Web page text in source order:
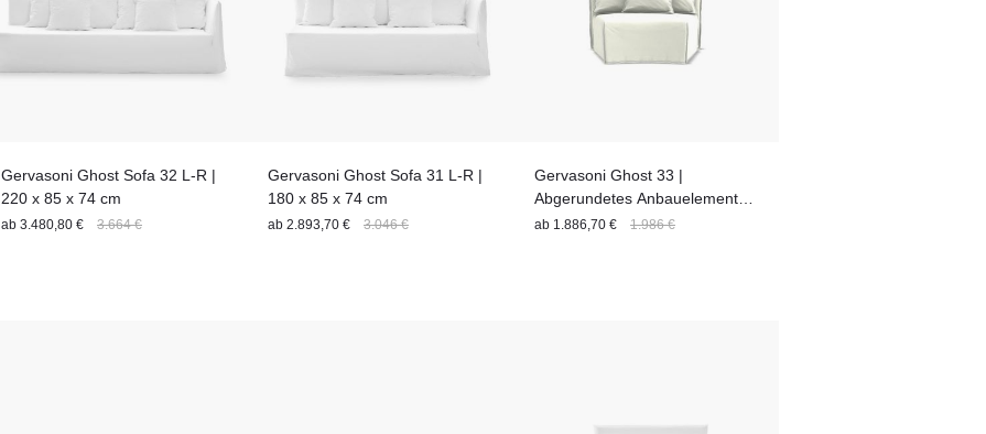
Gervasoni Ghost Sofa 32 L-R |
220 x 85 x 74 cm
ab 3.480,80 € 3.664 €
Gervasoni Ghost Sofa 31 L-R |
180 x 85 x 74 cm
ab 2.893,70 € 3.046 €
Gervasoni Ghost 33 |
Abgerundetes Anbauelement |
114 x 90 x 74 cm
ab 1.886,70 € 1.986 €